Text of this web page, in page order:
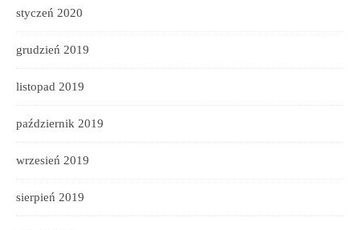
styczeń 2020
grudzień 2019
listopad 2019
październik 2019
wrzesień 2019
sierpień 2019